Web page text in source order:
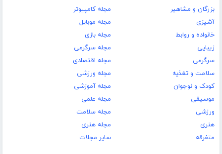
بزرگان و مشاهیر
آشپزی
خانواده و روابط
زیبایی
سرگرمی
سلامت و تغذیه
کودک و نوجوان
موسیقی
ورزشی
هنری
متفرقه
مجله کامپیوتر
مجله موبایل
مجله بازی
مجله سرگرمی
مجله اقتصادی
مجله ورزشی
مجله آموزشی
مجله علمی
مجله سلامت
مجله هنری
سایر مجلات